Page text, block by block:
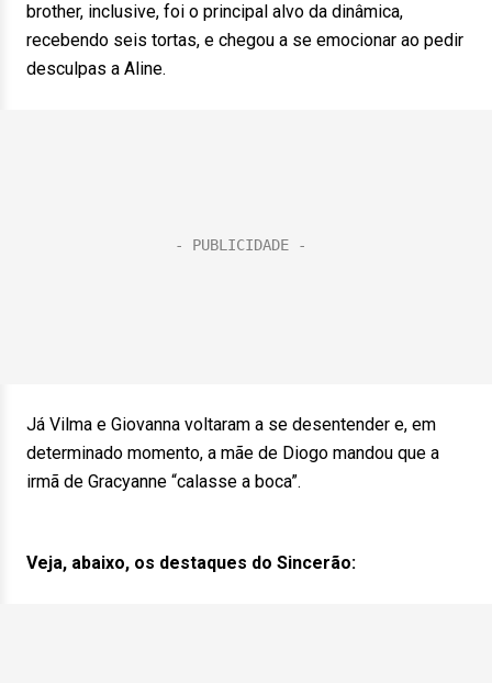
brother, inclusive, foi o principal alvo da dinâmica,
recebendo seis tortas, e chegou a se emocionar ao pedir
desculpas a Aline.
Já Vilma e Giovanna voltaram a se desentender e, em
determinado momento, a mãe de Diogo mandou que a
irmã de Gracyanne “calasse a boca”.
Veja, abaixo, os destaques do Sincerão: